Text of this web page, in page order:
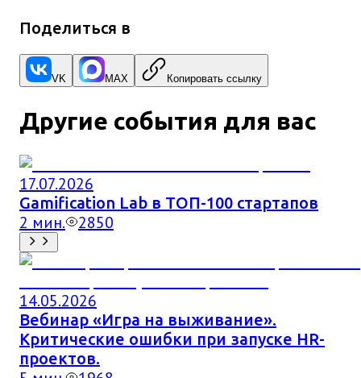
Поделиться в
VK MAX Копировать ссылку
Другие события для вас
17.07.2026
Gamification Lab в ТОП-100 стартапов
2 мин. 2850
14.05.2026
Вебинар «Игра на выживание».
Критические ошибки при запуске HR-
проектов.